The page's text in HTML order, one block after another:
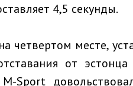
4,5 секунды.
четвертом месте,
от эстонца
Sport